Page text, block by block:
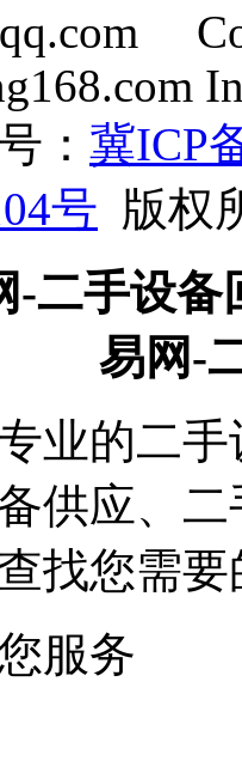
： 冀ICP
号 版权
-二手设
易网-
业的二
供应、
找您需
服务